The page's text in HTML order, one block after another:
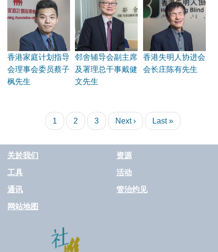
香港家庭计划指导
会理事会委员蔡子
枫先生
邻舍辅导会副主席
及署理总干事戴健
文先生
香港失明人协进会
会长庄陈有先生
Current
1 Page
2 Page
3
Next
Next ›
Last
Last »
关於我们 资源
工具 活动
通讯 管治灼见
网站地图